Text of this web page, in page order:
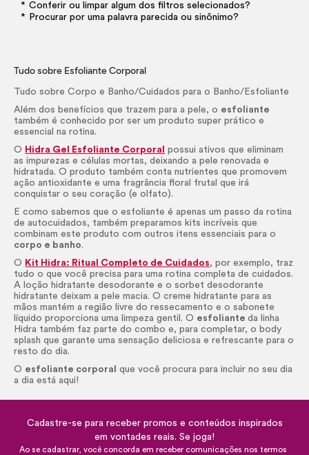
Conferir ou limpar algum dos filtros selecionados?
Procurar por uma palavra parecida ou sinônimo?
Tudo sobre Esfoliante Corporal
Tudo sobre Corpo e Banho/Cuidados para o Banho/Esfoliante
Além dos benefícios que trazem para a pele, o esfoliante
também é conhecido por ser um produto super prático e
essencial na rotina.
O Hidra Gel Esfoliante Corporal
possui ativos que eliminam
as impurezas e células mortas, deixando a pele renovada e
hidratada. O produto também conta nutrientes que promovem
ação antioxidante e uma fragrância floral frutal que irá
conquistar o seu coração (e olfato).
E como sabemos que o esfoliante é apenas um passo da rotina
de autocuidados, também preparamos kits incríveis que
combinam este produto com outros itens essenciais para o
corpo e banho.
O Kit Hidra: Ritual Completo de Cuidados, por exemplo, traz
tudo o que você precisa para uma rotina completa de cuidados.
A loção hidratante desodorante e o sorbet desodorante
hidratante deixam a pele macia. O creme hidratante para as
mãos mantém a região livre do ressecamento e o sabonete
líquido proporciona uma limpeza gentil. O esfolianteda linha
Hidra também faz parte do combo e, para completar, o body
splash que garante uma sensação deliciosa e refrescante para o
resto do dia.
O esfoliante corporal
que você procura para incluir no seu dia
a dia está aqui!
Cadastre-se para receber promos e conteúdos inspirados
em vontades reais. Se joga!
Ao se cadastrar, você concorda em receber comunicações nos termos